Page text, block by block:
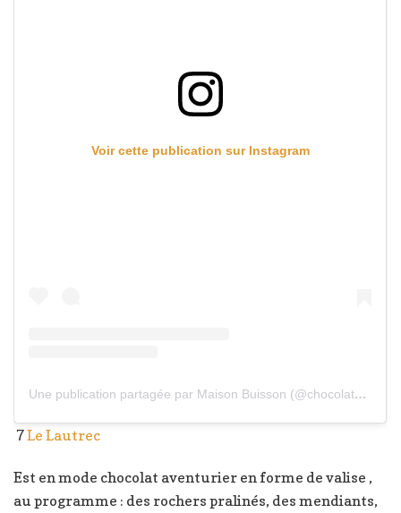
Voir cette publication sur Instagram
Une publication partagée par Maison Buisson (@chocolaterie_maison_buisson)
7Le Lautrec
Est en mode chocolat aventurier en forme de valise ,
au programme : des rochers pralinés, des mendiants,